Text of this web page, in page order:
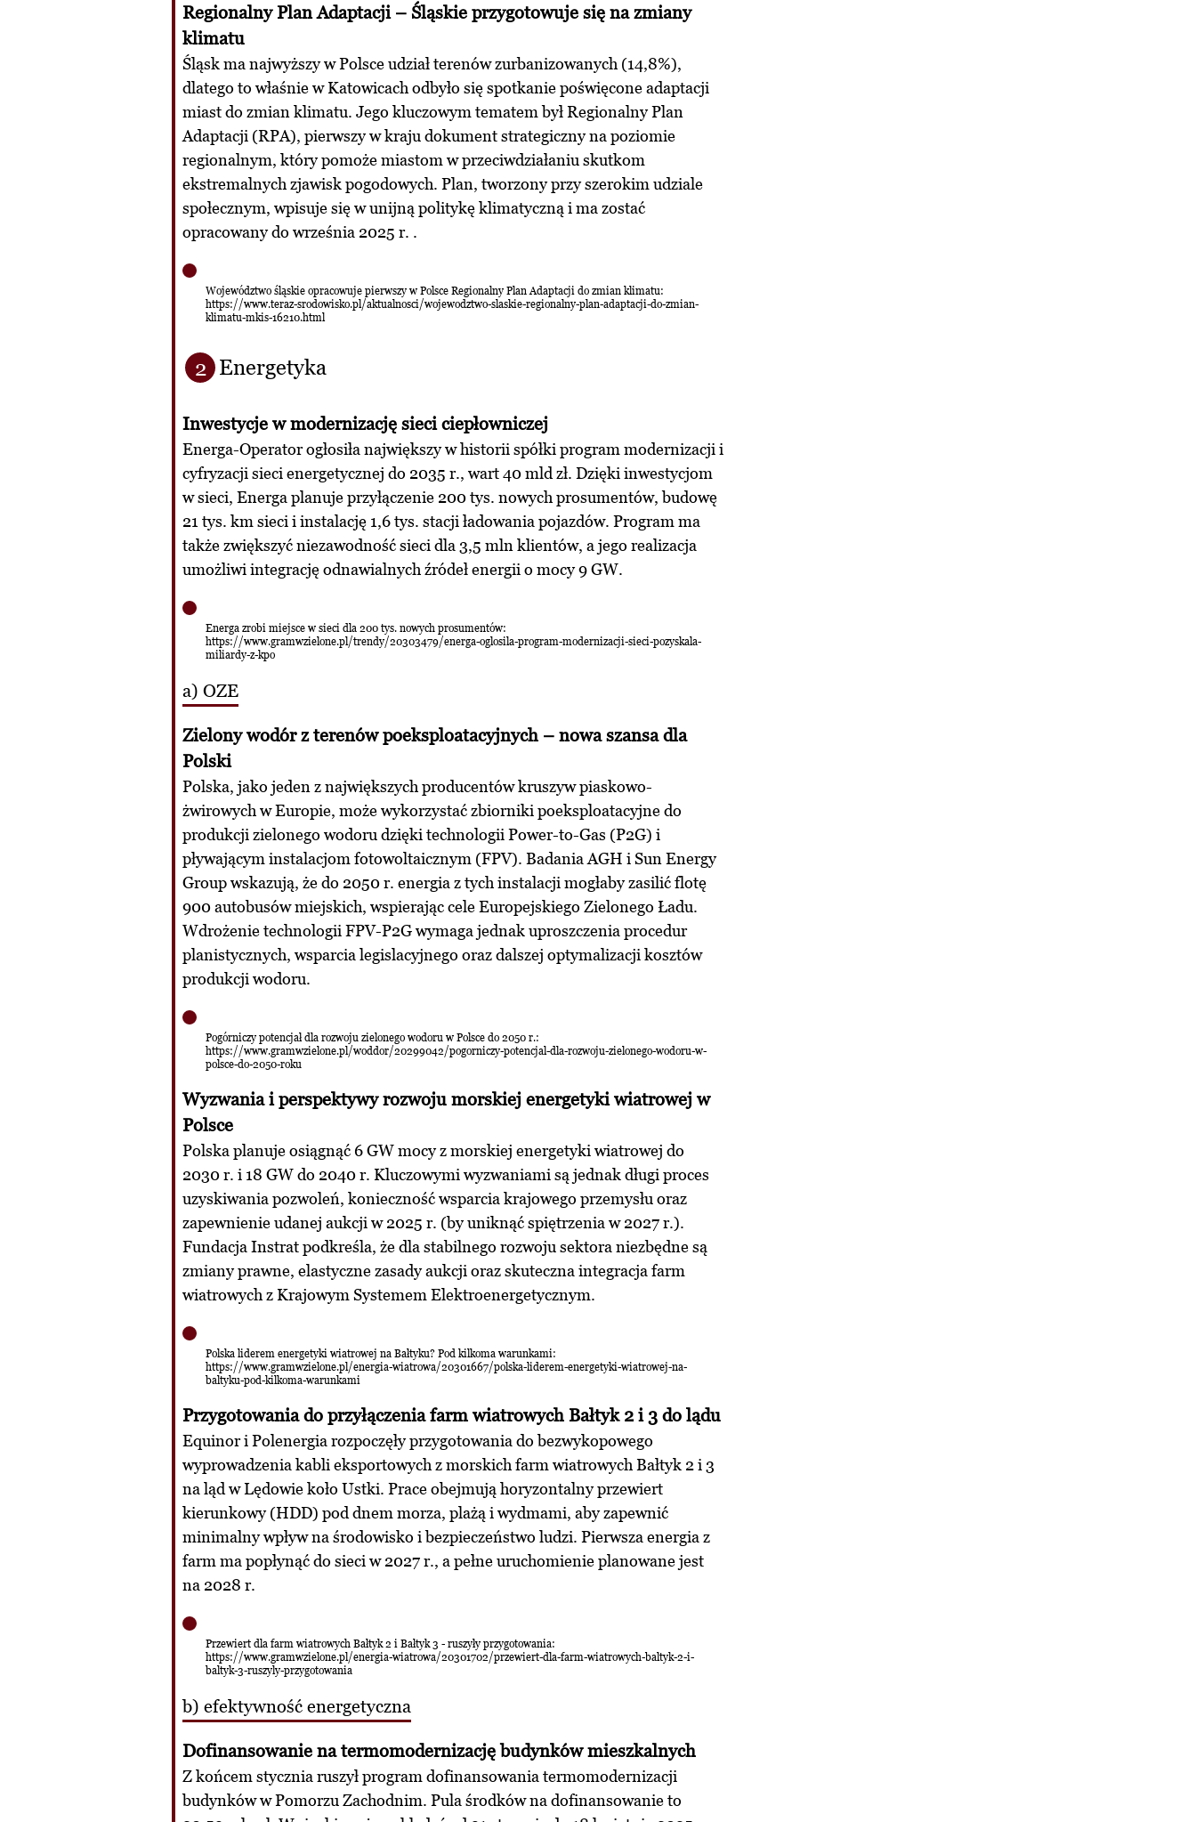
Regionalny Plan Adaptacji – Śląskie przygotowuje się na zmiany
klimatu
Śląsk ma najwyższy w Polsce udział terenów zurbanizowanych (14,8%),
dlatego to właśnie w Katowicach odbyło się spotkanie poświęcone adaptacji
miast do zmian klimatu. Jego kluczowym tematem był Regionalny Plan
Adaptacji (RPA), pierwszy w kraju dokument strategiczny na poziomie
regionalnym, który pomoże miastom w przeciwdziałaniu skutkom
ekstremalnych zjawisk pogodowych. Plan, tworzony przy szerokim udziale
społecznym, wpisuje się w unijną politykę klimatyczną i ma zostać
opracowany do września 2025 r. .
Województwo śląskie opracowuje pierwszy w Polsce Regionalny Plan Adaptacji do zmian klimatu:
https://www.teraz-srodowisko.pl/aktualnosci/wojewodztwo-slaskie-regionalny-plan-adaptacji-do-zmian-
klimatu-mkis-16210.html
2 Energetyka
Inwestycje w modernizację sieci ciepłowniczej
Energa-Operator ogłosiła największy w historii spółki program modernizacji i
cyfryzacji sieci energetycznej do 2035 r., wart 40 mld zł. Dzięki inwestycjom
w sieci, Energa planuje przyłączenie 200 tys. nowych prosumentów, budowę
21 tys. km sieci i instalację 1,6 tys. stacji ładowania pojazdów. Program ma
także zwiększyć niezawodność sieci dla 3,5 mln klientów, a jego realizacja
umożliwi integrację odnawialnych źródeł energii o mocy 9 GW.
Energa zrobi miejsce w sieci dla 200 tys. nowych prosumentów:
https://www.gramwzielone.pl/trendy/20303479/energa-oglosila-program-modernizacji-sieci-pozyskala-
miliardy-z-kpo
a) OZE
Zielony wodór z terenów poeksploatacyjnych – nowa szansa dla
Polski
Polska, jako jeden z największych producentów kruszyw piaskowo-
żwirowych w Europie, może wykorzystać zbiorniki poeksploatacyjne do
produkcji zielonego wodoru dzięki technologii Power-to-Gas (P2G) i
pływającym instalacjom fotowoltaicznym (FPV). Badania AGH i Sun Energy
Group wskazują, że do 2050 r. energia z tych instalacji mogłaby zasilić flotę
900 autobusów miejskich, wspierając cele Europejskiego Zielonego Ładu.
Wdrożenie technologii FPV-P2G wymaga jednak uproszczenia procedur
planistycznych, wsparcia legislacyjnego oraz dalszej optymalizacji kosztów
produkcji wodoru.
Pogórniczy potencjał dla rozwoju zielonego wodoru w Polsce do 2050 r.:
https://www.gramwzielone.pl/woddor/20299042/pogorniczy-potencjal-dla-rozwoju-zielonego-wodoru-w-
polsce-do-2050-roku
Wyzwania i perspektywy rozwoju morskiej energetyki wiatrowej w
Polsce
Polska planuje osiągnąć 6 GW mocy z morskiej energetyki wiatrowej do
2030 r. i 18 GW do 2040 r. Kluczowymi wyzwaniami są jednak długi proces
uzyskiwania pozwoleń, konieczność wsparcia krajowego przemysłu oraz
zapewnienie udanej aukcji w 2025 r. (by uniknąć spiętrzenia w 2027 r.).
Fundacja Instrat podkreśla, że dla stabilnego rozwoju sektora niezbędne są
zmiany prawne, elastyczne zasady aukcji oraz skuteczna integracja farm
wiatrowych z Krajowym Systemem Elektroenergetycznym.
Polska liderem energetyki wiatrowej na Bałtyku? Pod kilkoma warunkami:
https://www.gramwzielone.pl/energia-wiatrowa/20301667/polska-liderem-energetyki-wiatrowej-na-
baltyku-pod-kilkoma-warunkami
Przygotowania do przyłączenia farm wiatrowych Bałtyk 2 i 3 do lądu
Equinor i Polenergia rozpoczęły przygotowania do bezwykopowego
wyprowadzenia kabli eksportowych z morskich farm wiatrowych Bałtyk 2 i 3
na ląd w Lędowie koło Ustki. Prace obejmują horyzontalny przewiert
kierunkowy (HDD) pod dnem morza, plażą i wydmami, aby zapewnić
minimalny wpływ na środowisko i bezpieczeństwo ludzi. Pierwsza energia z
farm ma popłynąć do sieci w 2027 r., a pełne uruchomienie planowane jest
na 2028 r.
Przewiert dla farm wiatrowych Bałtyk 2 i Bałtyk 3 - ruszyły przygotowania:
https://www.gramwzielone.pl/energia-wiatrowa/20301702/przewiert-dla-farm-wiatrowych-baltyk-2-i-
baltyk-3-ruszyly-przygotowania
b) efektywność energetyczna
Dofinansowanie na termomodernizację budynków mieszkalnych
Z końcem stycznia ruszył program dofinansowania termomodernizacji
budynków w Pomorzu Zachodnim. Pula środków na dofinansowanie to